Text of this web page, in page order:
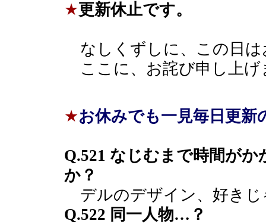
★更新休止です。
なしくずしに、この日は
ここに、お詫び申し上げ
★お休みでも一見毎日更
Q.521 なじむまで時間が
か？
デルのデザイン、好きじ
Q.522 同一人物…？